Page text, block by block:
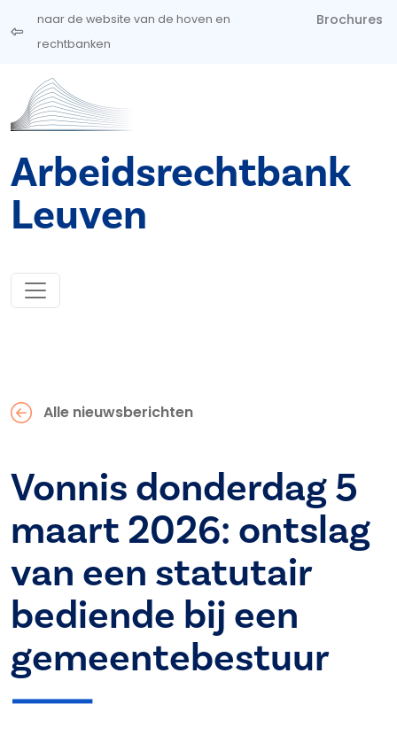
Overslaan en naar de inhoud gaan
naar de website van de hoven en
rechtbanken
Brochures
Arbeidsrechtbank
Leuven
Alle nieuwsberichten
Vonnis donderdag 5
maart 2026: ontslag
van een statutair
bediende bij een
gemeentebestuur